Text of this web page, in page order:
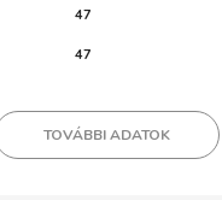
47
47
TOVÁBBI ADATOK